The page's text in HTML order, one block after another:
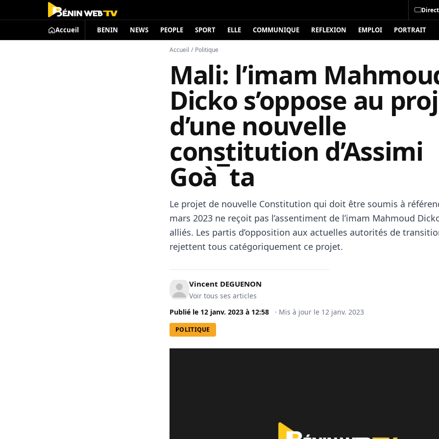
Accueil BENIN NEWS PEOPLE SPORT ELLE COMMUNIQUE REFLEXION EMPLOI PORTRAIT
Accueil / Politique
Mali: l’imam
Dicko s’oppose au
d’une nouvelle
constitution d’Assimi
Goà¯ta
Le projet de nouvelle Constitution qui doit être soumis à
mars 2023 ne reçoit pas l’assentiment de l’imam Mahmoud
alliés. Les partis d’opposition aux actuelles autorités de
rejettent tous catégoriquement ce projet.
Vincent DEGUENON
Voir tous ses articles
Publié le 12 janv. 2023 à 12:58 · Mis à jour le 12 janv. 2023
POLITIQUE